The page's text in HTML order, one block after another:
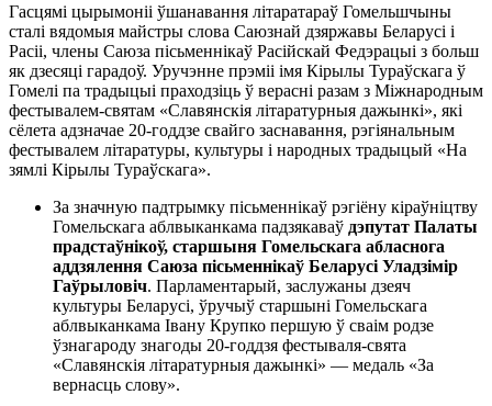
Гасцямі цырымоніі ўшанавання літаратараў Гомельшчыны
сталі вядомыя майстры слова Саюзнай дзяржавы Беларусі і
Расіі, члены Саюза пісьменнікаў Расійскай Федэрацыі з больш
як дзесяці гарадоў. Уручэнне прэміі імя Кірылы Тураўскага ў
Гомелі па традыцыі праходзіць ў верасні разам з Міжнародным
фестывалем-святам «Славянскія літаратурныя дажынкі», які
сёлета адзначае 20-годдзе свайго заснавання, рэгіянальным
фестывалем літаратуры, культуры і народных традыцый «На
зямлі Кірылы Тураўскага».
За значную падтрымку пісьменнікаў рэгіёну кіраўніцтву
Гомельскага аблвыканкама падзякаваў дэпутат Палаты
прадстаўнікоў, старшыня Гомельскага абласнога
аддзялення Саюза пісьменнікаў Беларусі Уладзімір
Гаўрыловіч. Парламентарый, заслужаны дзеяч
культуры Беларусі, ўручыў старшыні Гомельскага
аблвыканкама Івану Крупко першую ў сваім родзе
ўзнагароду знагоды 20-годдзя фестываля-свята
«Славянскія літаратурныя дажынкі» — медаль «За
вернасць слову».